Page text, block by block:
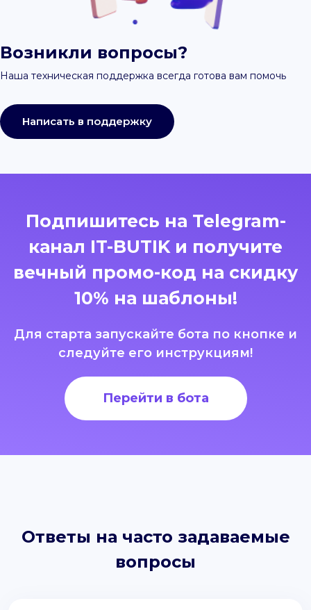
Возникли вопросы?
Наша техническая поддержка всегда готова вам помочь
Написать в поддержку
Подпишитесь на Telegram-
канал IT-BUTIK и получите
вечный промо-код на скидку
10% на шаблоны!
Для старта запускайте бота по кнопке и
следуйте его инструкциям!
Перейти в бота
Ответы на часто задаваемые
вопросы